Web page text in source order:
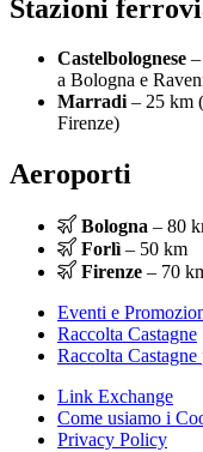
Stazioni
Castelbolognese
a Bologna e
Marradi– 25 km
Firenze)
Aeroporti
Bologna – 80
Forlì – 50 km
Firenze – 70
Eventi e
Raccolta Castagne
Raccolta
Link Exchange
Come usiamo i
Privacy Policy